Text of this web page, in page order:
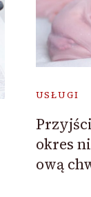
USŁUGI
okres
ową